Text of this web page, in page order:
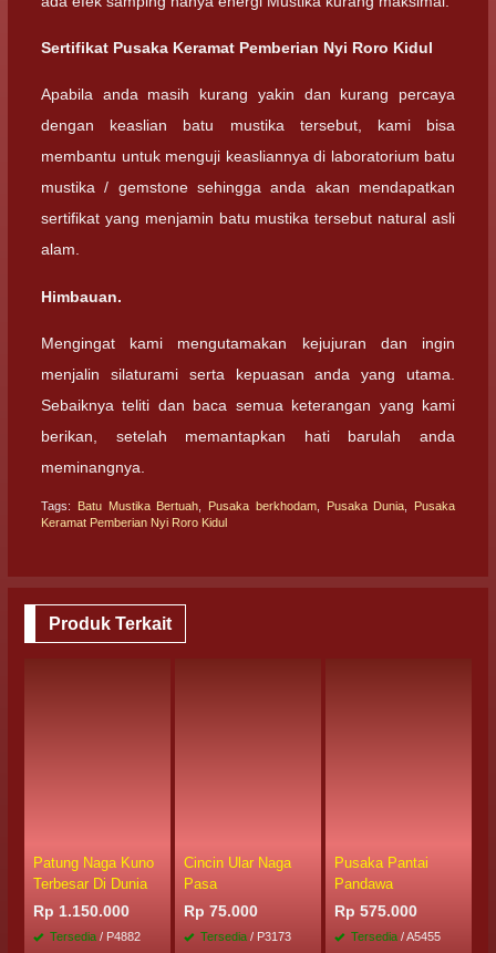
Sertifikat Pusaka Keramat Pemberian Nyi Roro Kidul
Apabila anda masih kurang yakin dan kurang percaya
dengan keaslian batu mustika tersebut, kami bisa
membantu untuk menguji keasliannya di laboratorium batu
mustika / gemstone sehingga anda akan mendapatkan
sertifikat yang menjamin batu mustika tersebut natural asli
alam.
Himbauan.
Mengingat kami mengutamakan kejujuran dan ingin
menjalin silaturami serta kepuasan anda yang utama.
Sebaiknya teliti dan baca semua keterangan yang kami
berikan, setelah memantapkan hati barulah anda
meminangnya.
Tags: Batu Mustika Bertuah Pusaka berkhodam, Pusaka Dunia
Pusaka
Keramat Pemberian Nyi Roro Kidul
Produk Terkait
Patung Naga Kuno
Terbesar Di Dunia
Rp 1.150.000
Tersedia / P4882
Cincin Ular Naga
Pasa
Rp 75.000
Tersedia / P3173
Pusaka Pantai
Pandawa
Rp 575.000
Tersedia / A5455